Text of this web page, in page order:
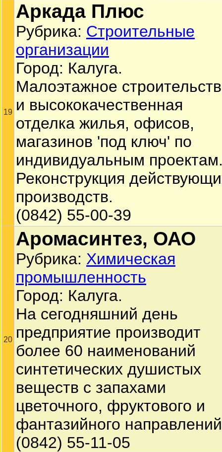
19
Аркада Плюс
Рубрика: Строительные
организации
Город: Калуга.
Малоэтажное
и высококачественная
отделка жилья, офисов,
магазинов 'под ключ' по
индивидуальным
Реконструкция
производств.
(0842) 55-00-39
20
Аромасинтез, ОАО
Рубрика: Химическая
промышленность
Город: Калуга.
На сегодняшний день
предприятие производит
более 60 наименований
синтетических душистых
веществ с запахами
цветочного, фруктового и
фантазийного
(0842) 55-11-05